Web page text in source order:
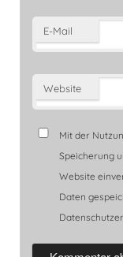
E-Mail
Website
Mit der
Speicherung
Website
Daten